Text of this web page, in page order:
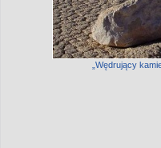
„Wędrujący